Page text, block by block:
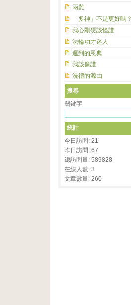
兩難
「多神」不是更好嗎？
我心剛硬該怪誰
法輪功才迷人
遲到的恩典
我該像誰
洗禮的源由
搜尋
關鍵字
統計
今日訪問: 21
昨日訪問: 67
總訪問量: 589828
在線人數: 3
文章數量: 260